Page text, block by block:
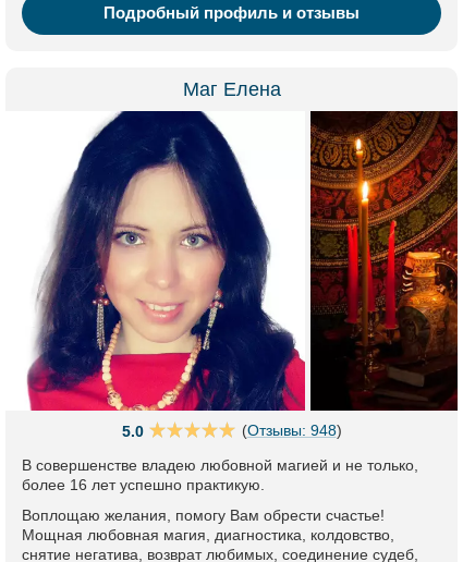
Подробный профиль и отзывы
Маг Елена
5.0 (Отзывы: 948)
В совершенстве владею любовной магией и не только,
более 16 лет успешно практикую.
Воплощаю желания, помогу Вам обрести счастье!
Мощная любовная магия, диагностика, колдовство,
снятие негатива, возврат любимых, соединение судеб,